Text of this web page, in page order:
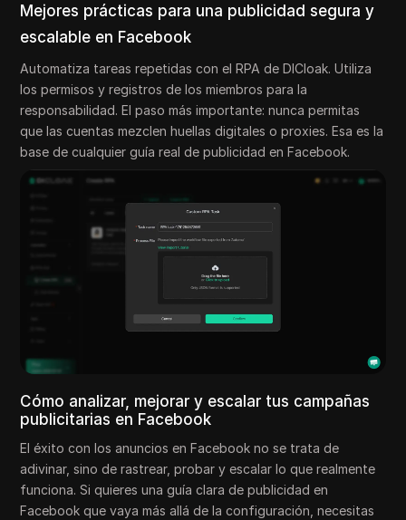
Mejores prácticas para una publicidad segura y
escalable en Facebook
Automatiza tareas repetidas con el RPA de DICloak. Utiliza
los permisos y registros de los miembros para la
responsabilidad. El paso más importante: nunca permitas
que las cuentas mezclen huellas digitales o proxies. Esa es la
base de cualquier guía real de publicidad en Facebook.
Cómo analizar, mejorar y escalar tus campañas
publicitarias en Facebook
El éxito con los anuncios en Facebook no se trata de
adivinar, sino de rastrear, probar y escalar lo que realmente
funciona. Si quieres una guía clara de publicidad en
Facebook que vaya más allá de la configuración, necesitas